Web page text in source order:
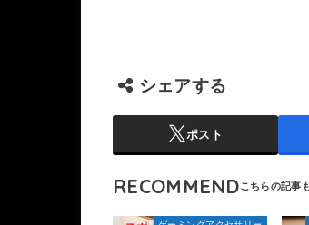
シェアする
ポスト
RECOMMEND